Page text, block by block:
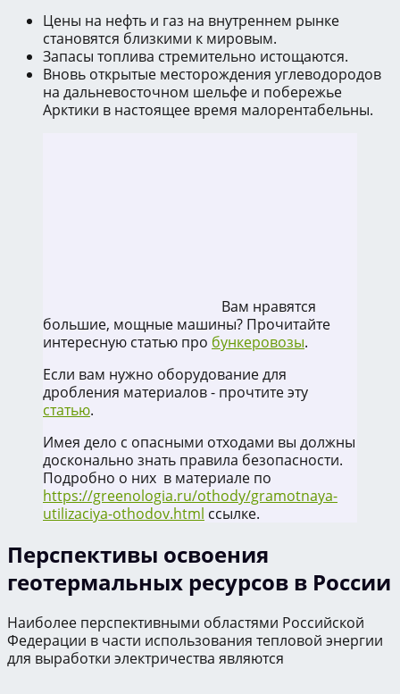
Цены на нефть и газ на внутреннем рынке
становятся близкими к мировым.
Запасы топлива стремительно истощаются.
Вновь открытые месторождения углеводородов
на дальневосточном шельфе и побережье
Арктики в настоящее время малорентабельны.
Вам нравятся
большие, мощные машины? Прочитайте
интересную статью про бункеровозы.
Если вам нужно оборудование для
дробления материалов - прочтите эту
статью.
Имея дело с опасными отходами вы должны
досконально знать правила безопасности.
Подробно о них в материале по
https://greenologia.ru/othody/gramotnaya-
utilizaciya-othodov.html ссылке.
Перспективы освоения
геотермальных ресурсов в России
Наиболее перспективными областями Российской
Федерации в части использования тепловой энергии
для выработки электричества являются